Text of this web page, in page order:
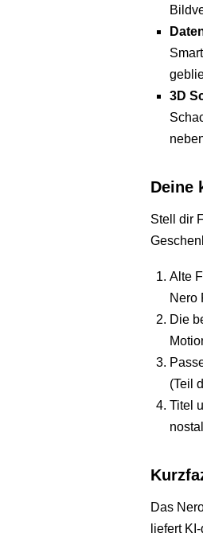
3D
Deine
Stell dir
Alte
Nero
Die
(Teil
Titel
Das
liefert